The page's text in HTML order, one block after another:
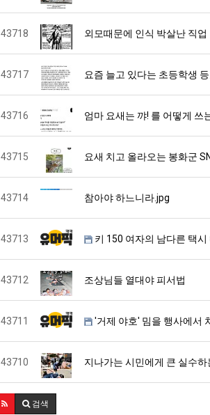
43718 외모때문에 인식 박살난 직업
43717 요즘 늘고 있다는 초등학생
43716 엄마 요새는 꺄! 를 어떻게 쓰
43715 요새 치고 올라오는 봉화군
43714 참아야 하느니라.jpg
43713 키 150 여자의 남다른 택
43712 조상님들 열대야 피서법
43711 '거제 야호' 밈을 행사에서
43710 지나가는 시민에게 큰 실수하
검색